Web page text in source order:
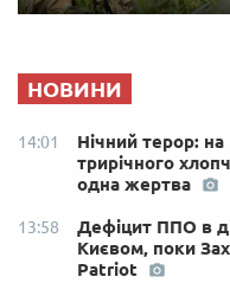
НОВИНИ
14:01
Нічний терор: на
трирічного
одна жертва
13:58
Дефіцит ППО в
Києвом, поки
Patriot